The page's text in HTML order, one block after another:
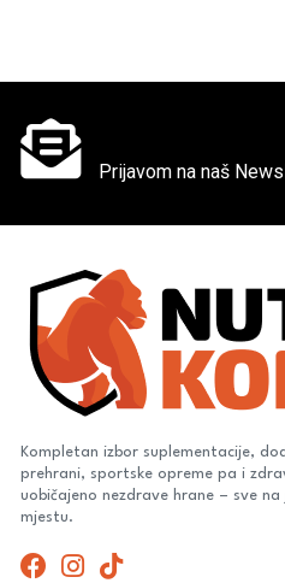
Prijavom na naš
Kompletan izbor suplementacije,
prehrani, sportske opreme pa i
uobičajeno nezdrave hrane – sve na
mjestu.